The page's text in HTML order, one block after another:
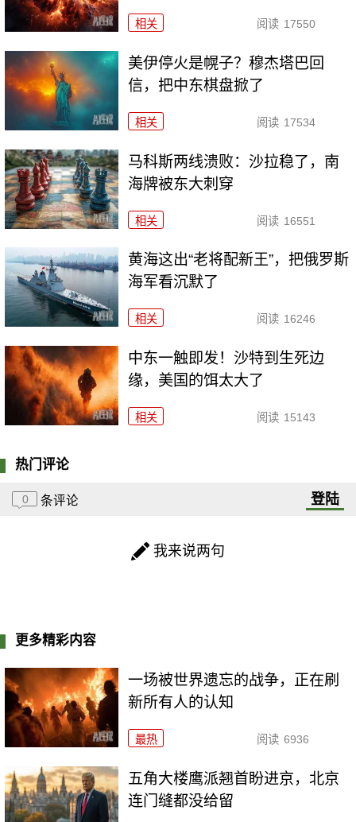
相关 阅读 17550
美伊停火是幌子？穆杰塔巴回
信，把中东棋盘掀了
相关 阅读 17534
马科斯两线溃败：沙拉稳了，南
海牌被东大刺穿
相关 阅读 16551
黄海这出“老将配新王”，把俄罗斯
海军看沉默了
相关 阅读 16246
中东一触即发！沙特到生死边
缘，美国的饵太大了
相关 阅读 15143
热门评论
0 条评论 登陆
我来说两句
更多精彩内容
一场被世界遗忘的战争，正在刷
新所有人的认知
最热 阅读 6936
五角大楼鹰派翘首盼进京，北京
连门缝都没给留